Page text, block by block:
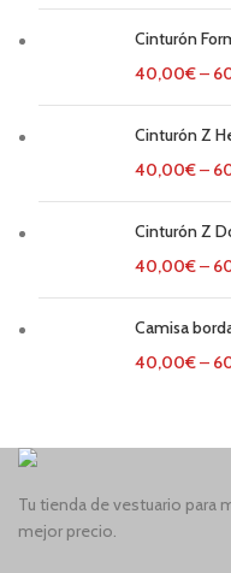
Cinturón
40,00€–
Cinturón Z
40,00€–
Cinturón Z
40,00€–
Camisa
40,00€–
Tu tienda de vestuario para
mejor precio.